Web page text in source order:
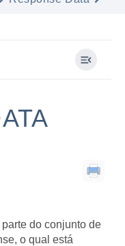
do conjunto de
o qual está